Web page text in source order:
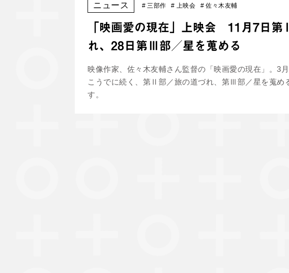
ニュース # 三部作 # 上映会 # 佐々木友輔
「映画愛の現在」上映会 11月7日第
れ、28日第Ⅲ部／星を蒐める
映像作家、佐々木友輔さん監督の「映画愛の現在」。3
こうでに続く、第Ⅱ部／旅の道づれ、第Ⅲ部／星を蒐め
す。